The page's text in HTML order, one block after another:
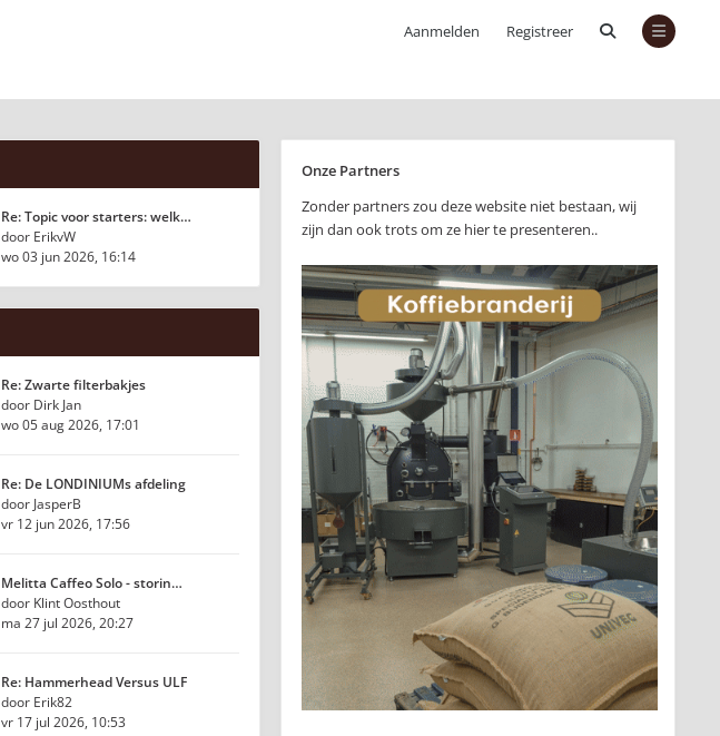
Aanmelden Registreer
Re: Topic voor starters: welk…
door ErikvW
wo 03 jun 2026, 16:14
Re: Zwarte filterbakjes
door Dirk Jan
wo 05 aug 2026, 17:01
Re: De LONDINIUMs afdeling
door JasperB
vr 12 jun 2026, 17:56
Melitta Caffeo Solo - storin…
door Klint Oosthout
ma 27 jul 2026, 20:27
Re: Hammerhead Versus ULF
door Erik82
vr 17 jul 2026, 10:53
Onze Partners
Zonder partners zou deze website niet bestaan, wij
zijn dan ook trots om ze hier te presenteren..